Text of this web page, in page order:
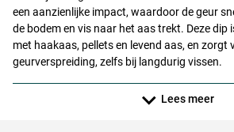
een aanzienlijke impact, waardoor de geur
de bodem en vis naar het aas trekt. Deze dip
met haakaas, pellets en levend aas, en zorgt
geurverspreiding, zelfs bij langdurig vissen.
Lees meer